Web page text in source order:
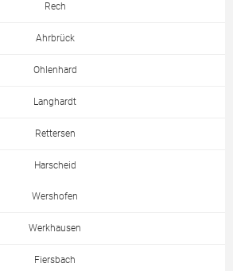
Rech
Ahrbrück
Ohlenhard
Langhardt
Rettersen
Harscheid
Wershofen
Werkhausen
Fiersbach